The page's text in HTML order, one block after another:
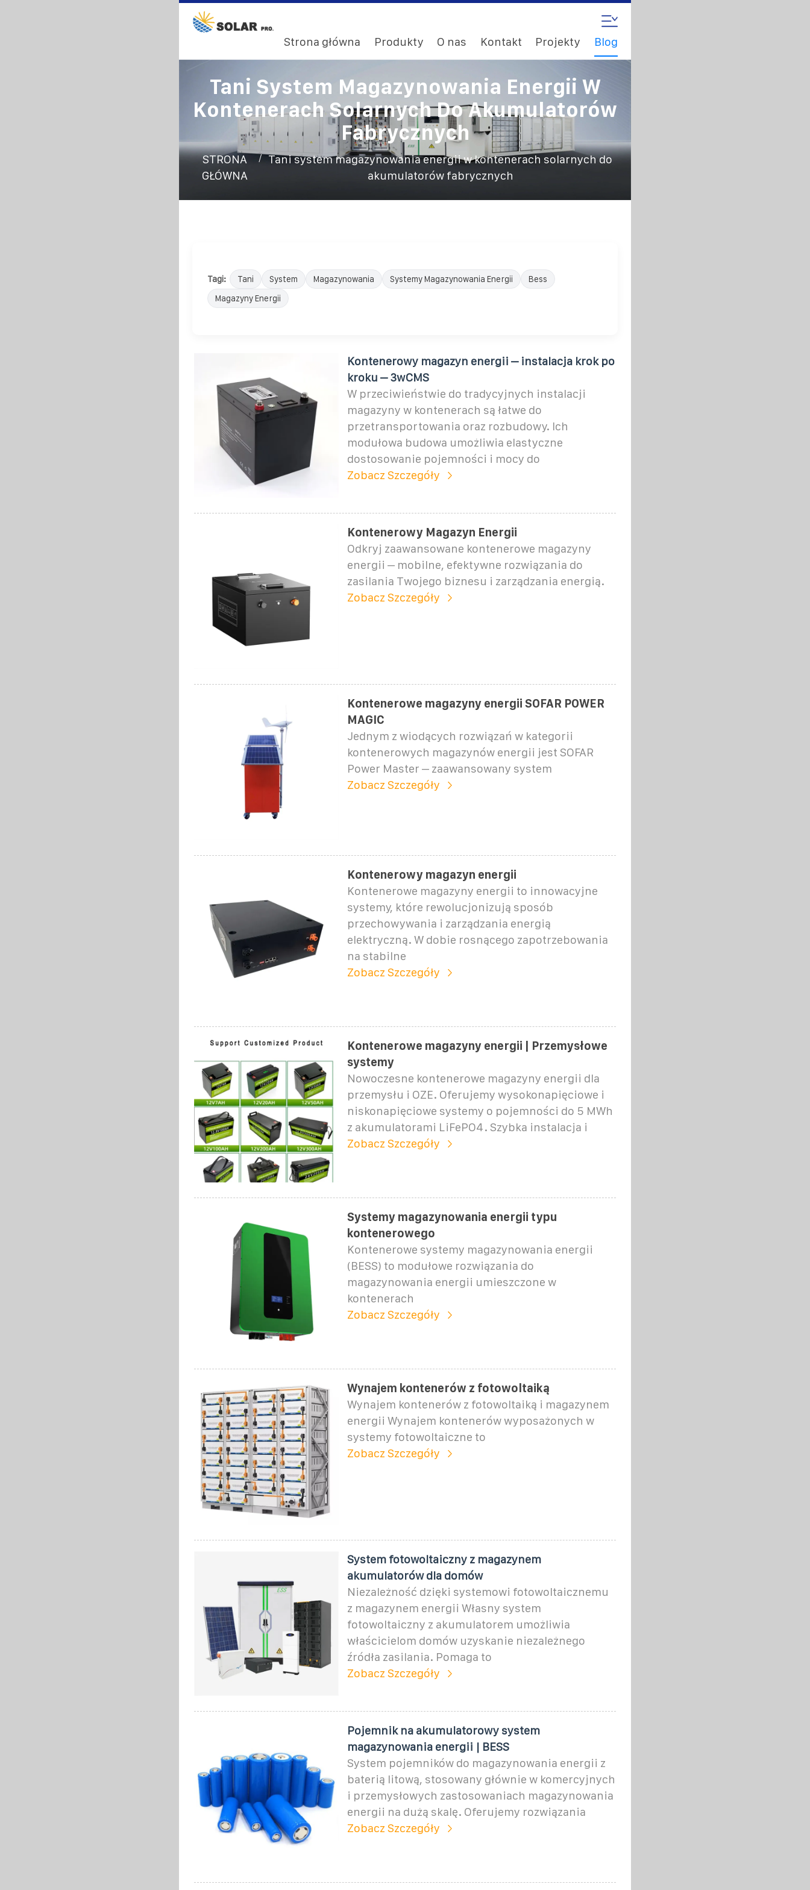
Strona główna Produkty O nas Kontakt Projekty Blog
Tani System Magazynowania Energii W
Kontenerach Solarnych Do Akumulatorów
Fabrycznych
STRONA
GŁÓWNA
/
Tani system magazynowania energii w kontenerach solarnych do
akumulatorów fabrycznych
Tagi: Tani System Magazynowania Systemy Magazynowania Energii
Bess
Magazyny Energii
Kontenerowy magazyn energii – instalacja krok po
kroku – 3wCMS
W przeciwieństwie do tradycyjnych instalacji
magazyny w kontenerach są łatwe do
przetransportowania oraz rozbudowy. Ich
modułowa budowa umożliwia elastyczne
dostosowanie pojemności i mocy do
Zobacz Szczegóły
Kontenerowy Magazyn Energii
Odkryj zaawansowane kontenerowe magazyny
energii – mobilne, efektywne rozwiązania do
zasilania Twojego biznesu i zarządzania energią.
Zobacz Szczegóły
Kontenerowe magazyny energii SOFAR POWER
MAGIC
Jednym z wiodących rozwiązań w kategorii
kontenerowych magazynów energii jest SOFAR
Power Master – zaawansowany system
Zobacz Szczegóły
Kontenerowy magazyn energii
Kontenerowe magazyny energii to innowacyjne
systemy, które rewolucjonizują sposób
przechowywania i zarządzania energią
elektryczną. W dobie rosnącego zapotrzebowania
na stabilne
Zobacz Szczegóły
Kontenerowe magazyny energii | Przemysłowe
systemy
Nowoczesne kontenerowe magazyny energii dla
przemysłu i OZE. Oferujemy wysokonapięciowe i
niskonapięciowe systemy o pojemności do 5 MWh
z akumulatorami LiFePO4. Szybka instalacja i
Zobacz Szczegóły
Systemy magazynowania energii typu
kontenerowego
Kontenerowe systemy magazynowania energii
(BESS) to modułowe rozwiązania do
magazynowania energii umieszczone w
kontenerach
Zobacz Szczegóły
Wynajem kontenerów z fotowoltaiką
Wynajem kontenerów z fotowoltaiką i magazynem
energii Wynajem kontenerów wyposażonych w
systemy fotowoltaiczne to
Zobacz Szczegóły
System fotowoltaiczny z magazynem
akumulatorów dla domów
Niezależność dzięki systemowi fotowoltaicznemu
z magazynem energii Własny system
fotowoltaiczny z akumulatorem umożliwia
właścicielom domów uzyskanie niezależnego
źródła zasilania. Pomaga to
Zobacz Szczegóły
Pojemnik na akumulatorowy system
magazynowania energii | BESS
System pojemników do magazynowania energii z
baterią litową, stosowany głównie w komercyjnych
i przemysłowych zastosowaniach magazynowania
energii na dużą skalę. Oferujemy rozwiązania
Zobacz Szczegóły